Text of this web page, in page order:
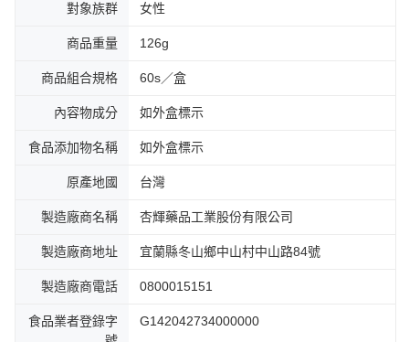
對象族群 女性
商品重量 126g
商品組合規格 60s／盒
內容物成分 如外盒標示
食品添加物名稱 如外盒標示
原產地國 台灣
製造廠商名稱 杏輝藥品工業股份有限公司
製造廠商地址 宜蘭縣冬山鄉中山村中山路84號
製造廠商電話 0800015151
食品業者登錄字
G142042734000000